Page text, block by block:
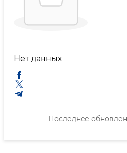
Нет данных
Последнее